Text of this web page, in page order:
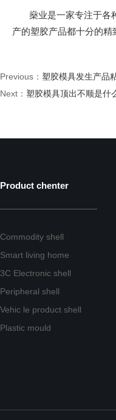
燊业是一家专注于各种
产的塑胶产品都十分的
Previous： 塑胶模具发生产品
Next： 塑胶模具顶出不顺是什
Product chenter
Commodity shell
Smart living home
3C Electronic shell
Peripheral shell
Vehic le product shell
Plastic mould